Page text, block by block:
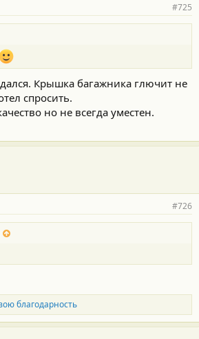
#725
Крышка багажника глючит не
спросить.
но не всегда уместен.
#726
благодарность